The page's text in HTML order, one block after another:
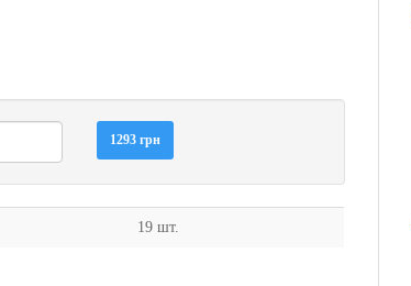
1293 грн
19 шт.